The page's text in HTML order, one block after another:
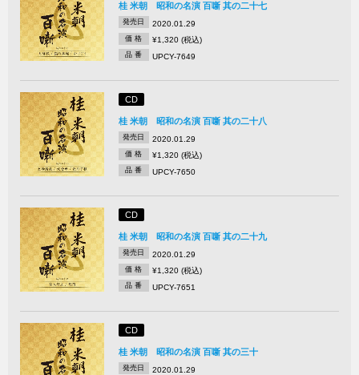
桂 米朝 昭和の名演 百噺 其の二十七
発売日 2020.01.29
価 格 ¥1,320 (税込)
品 番 UPCY-7649
CD
桂 米朝 昭和の名演 百噺 其の二十八
発売日 2020.01.29
価 格 ¥1,320 (税込)
品 番 UPCY-7650
CD
桂 米朝 昭和の名演 百噺 其の二十九
発売日 2020.01.29
価 格 ¥1,320 (税込)
品 番 UPCY-7651
CD
桂 米朝 昭和の名演 百噺 其の三十
発売日 2020.01.29